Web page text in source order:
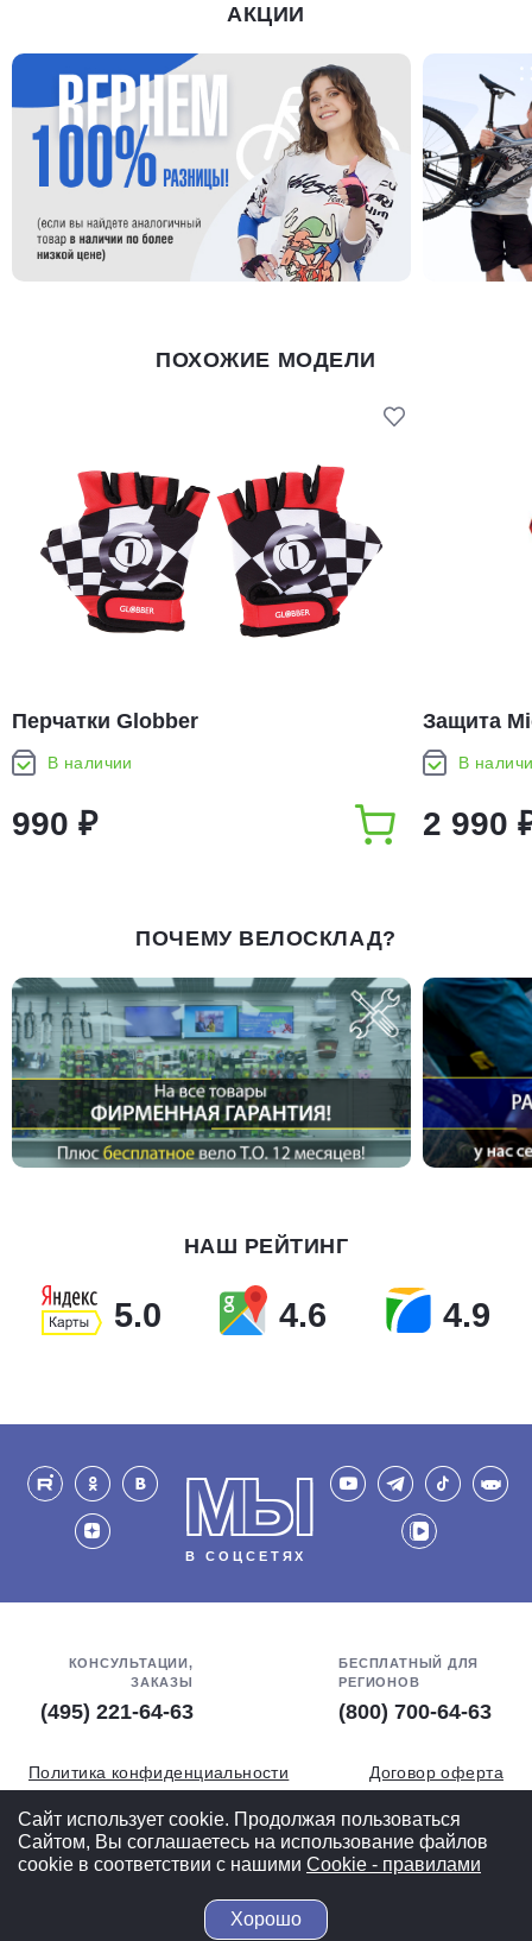
АКЦИИ
ПОХОЖИЕ МОДЕЛИ
Перчатки Globber
В наличии
990 ₽
Защита
В
2 990
ПОЧЕМУ ВЕЛОСКЛАД?
НАШ РЕЙТИНГ
5.0 4.6 4.9
МЫ
В СОЦСЕТЯХ
КОНСУЛЬТАЦИИ,
ЗАКАЗЫ
(495) 221-64-63
БЕСПЛАТНЫЙ ДЛЯ
РЕГИОНОВ
(800) 700-64-63
Политика конфиденциальности
Договор оферта
Обработка персональных данных
СОУТ
Полная версия
Сайт использует cookie. Продолжая пользоваться
Сайтом, Вы соглашаетесь на использование файлов
cookie в соответствии с нашими Cookiе - правилами
Хорошо